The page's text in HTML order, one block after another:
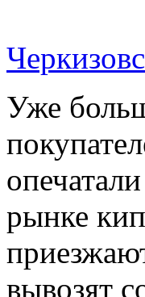
Уже
рынке
вывозят